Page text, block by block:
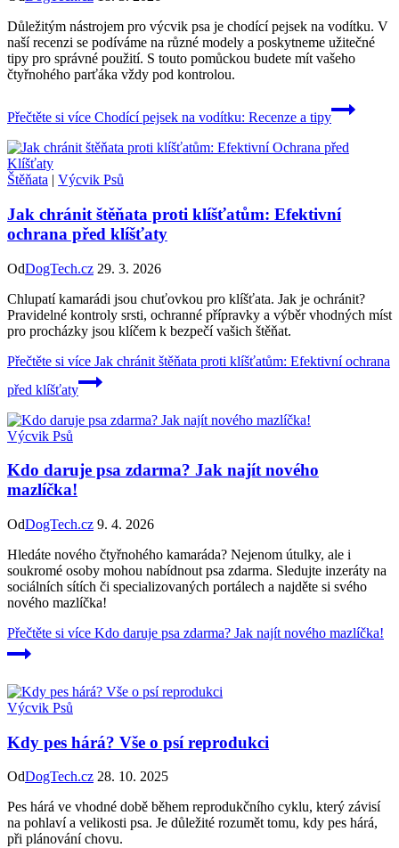
Důležitým nástrojem pro výcvik psa je chodící pejsek na vodítku. V
naší recenzi se podíváme na různé modely a poskytneme užitečné
tipy pro správné použití. S touto pomůckou budete mít vašeho
čtyřnohého parťáka vždy pod kontrolou.
Přečtěte si více Chodící pejsek na vodítku: Recenze a tipy
Štěňata | Výcvik Psů
Jak chránit štěňata proti klíšťatům: Efektivní
ochrana před klíšťaty
OdDogTech.cz 29. 3. 2026
Chlupatí kamarádi jsou chuťovkou pro klíšťata. Jak je ochránit?
Pravidelné kontroly srsti, ochranné přípravky a výběr vhodných míst
pro procházky jsou klíčem k bezpečí vašich štěňat.
Přečtěte si více Jak chránit štěňata proti klíšťatům: Efektivní ochrana
před klíšťaty
Výcvik Psů
Kdo daruje psa zdarma? Jak najít nového
mazlíčka!
OdDogTech.cz 9. 4. 2026
Hledáte nového čtyřnohého kamaráda? Nejenom útulky, ale i
soukromé osoby mohou nabídnout psa zdarma. Sledujte inzeráty na
sociálních sítích či specializovaných portálech a najděte si svého
nového mazlíčka!
Přečtěte si více Kdo daruje psa zdarma? Jak najít nového mazlíčka!
Výcvik Psů
Kdy pes hárá? Vše o psí reprodukci
OdDogTech.cz 28. 10. 2025
Pes hárá ve vhodné době během reprodukčního cyklu, který závisí
na pohlaví a velikosti psa. Je důležité rozumět tomu, kdy pes hárá,
při plánování chovu.